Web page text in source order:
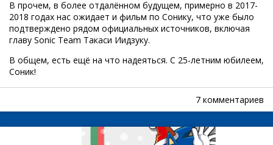
В прочем, в более отдалённом будущем, примерно в 2017-
2018 годах нас ожидает и фильм по Сонику, что уже было
подтверждено рядом официальных источников, включая
главу Sonic Team Такаси Иидзуку.
В общем, есть ещё на что надеяться. C 25-летним юбилеем,
Соник!
7 комментариев